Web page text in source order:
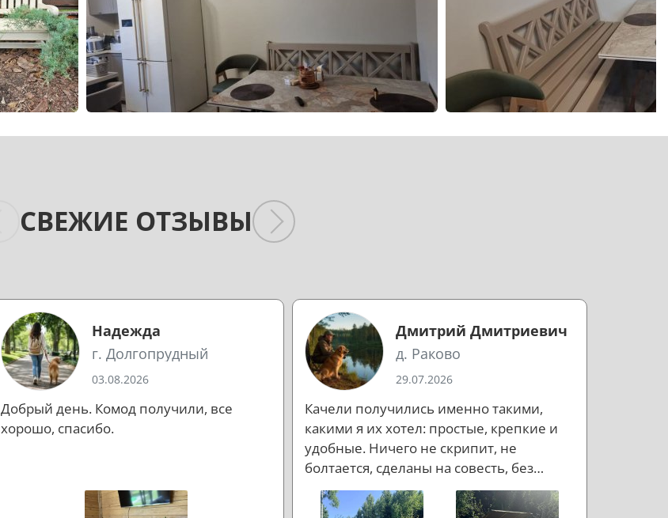
СВЕЖИЕ ОТЗЫВЫ
Надежда
г. Долгопрудный
03.08.2026
Добрый день. Комод получили, все
хорошо, спасибо.
Дмитрий Дмитриевич
д. Раково
29.07.2026
Качели получились именно такими,
какими я их хотел: простые, крепкие и
удобные. Ничего не скрипит, не
болтается, сделаны на совесть, без
лишнего пафоса, но с правильным
настроением. Если коротко: доволен.